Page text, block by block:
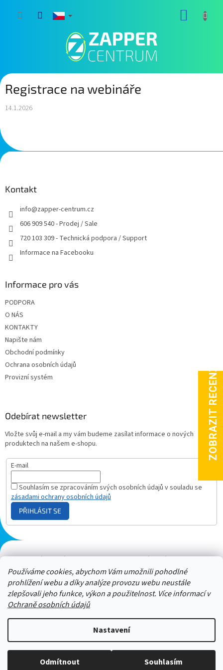
Používáme cookies, abychom Vám umožnili pohodlné
prohlížení webu a díky analýze provozu webu neustále
zlepšovali jeho funkce, výkon a použitelnost. Více informací v
Ochraně osobních údajů
Nastavení
Odmítnout Souhlasím
Stačí nám zavolat a zeptat se :-)
Registrace na webináře
14.1.2026
Z
á
Kontakt
info@zapper-centrum.cz
606 909 540 - Prodej / Sale
720 103 309 - Technická podpora / Support
Informace na Facebooku
Informace pro vás
PODPORA
O NÁS
KONTAKTY
Napište nám
Obchodní podmínky
Ochrana osobních údajů
Provizní systém
Odebírat newsletter
Vložte svůj e-mail a my vám budeme zasílat informace o nových
produktech na našem e-shopu.
E-mail
Souhlasím se zpracováním svých osobních údajů v souladu se
zásadami ochrany osobních údajů
PŘIHLÁSIT SE
Plazmový generátor.cz Heureka - hodnocení Solárne panely.sk
Parasite zapper
Copyright 2026ZAPPER-CENTRUM.cz . Všechna práva vyhrazena.